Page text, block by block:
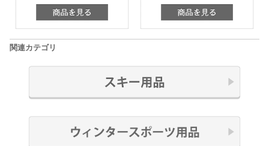
関連カテゴリ